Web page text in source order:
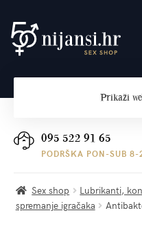
Preskoči
na
Skoči
do
Plaćanje i dostava
Prikaži
095 522 91 65
PODRŠKA PON-SUB 8-
Sex shop Lubrikanti,
spremanje igračaka